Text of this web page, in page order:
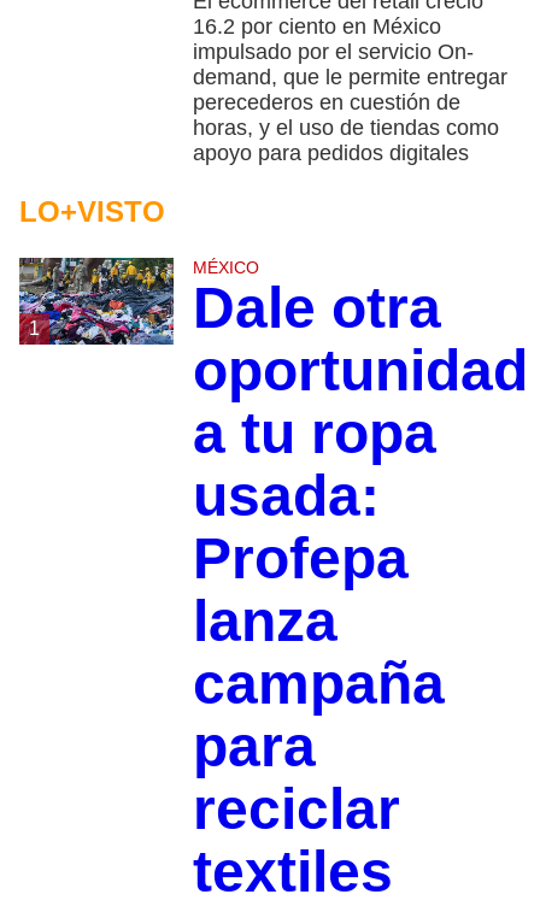
16.2 por ciento en México
impulsado por el servicio On-
demand, que le permite entregar
perecederos en cuestión de
horas, y el uso de tiendas como
apoyo para pedidos digitales
LO+VISTO
1
MÉXICO
Dale otra
oportunidad
a tu ropa
usada:
Profepa
lanza
campaña
para
reciclar
textiles